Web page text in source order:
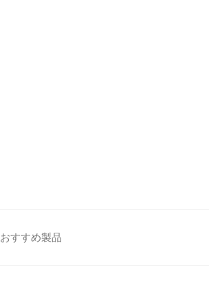
おすすめ製品